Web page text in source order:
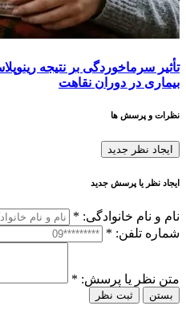
تأثیر سرماخوردگی بر نتیجه
بیماری در دوران نقاهت
نظرات و پرسش ها
ایجاد نظر جدید
ایجاد نظر یا پرسش جدید
نام و نام خانوادگی: *
شماره تلفن: *
متن نظر یا پرسش: *
بستن ثبت نظر